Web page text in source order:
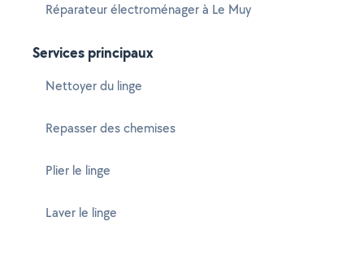
Réparateur électroménager à Le Muy
Services principaux
Nettoyer du linge
Repasser des chemises
Plier le linge
Laver le linge